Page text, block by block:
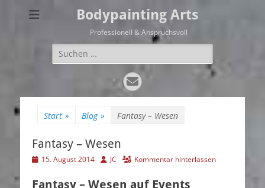
Bodypainting Arts
Professionell & Anspruchsvoll
Suchen
nach:
E-
Mail
Start » Blog » Fantasy – Wesen
Fantasy – Wesen
Veröffentlicht
15. August 2014 Autor
JC Kommentar hinterlassen
Fantasy – Wesen auf Events